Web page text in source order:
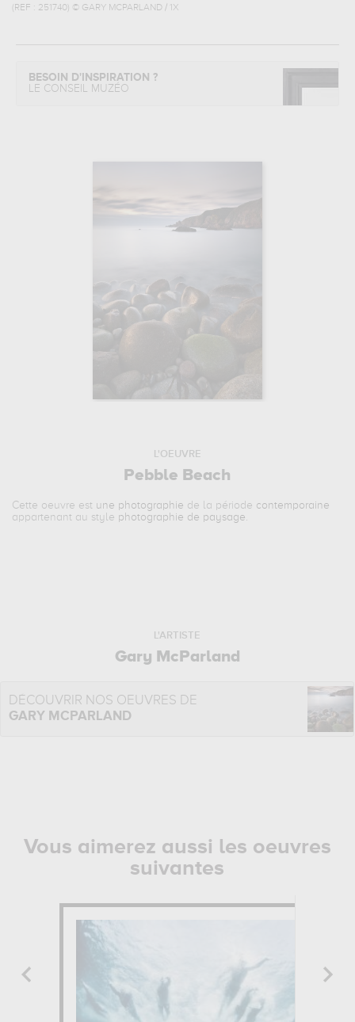
(REF : 251740) © GARY MCPARLAND / 1X
BESOIN D'INSPIRATION ?
LE CONSEIL MUZÉO
L'OEUVRE
Pebble Beach
Cette oeuvre est une photographie de la période contemporaine
appartenant au style photographie de paysage.
L'ARTISTE
Gary McParland
DÉCOUVRIR NOS OEUVRES DE
GARY MCPARLAND
Vous aimerez aussi les oeuvres
suivantes